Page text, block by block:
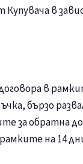
Купувача в
в
бързо
за обратна
на 14